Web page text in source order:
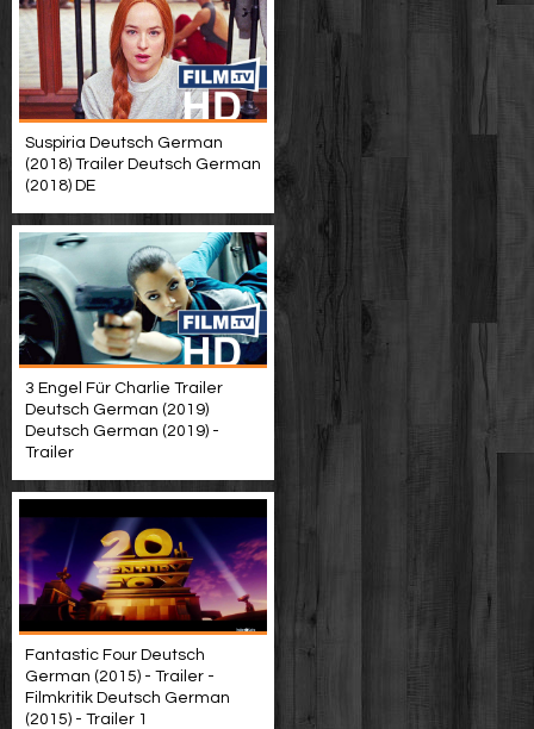
Suspiria Deutsch German
(2018) Trailer Deutsch German
(2018) DE
3 Engel Für Charlie Trailer
Deutsch German (2019)
Deutsch German (2019) -
Trailer
Fantastic Four Deutsch
German (2015) - Trailer -
Filmkritik Deutsch German
(2015) - Trailer 1